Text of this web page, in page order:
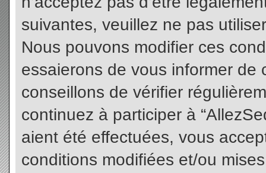
suivantes, veuillez ne pas
Nous pouvons modifier ces
essaierons de vous informer
conseillons de vérifier
continuez à participer à
aient été effectuées, vous
conditions modifiées et/ou